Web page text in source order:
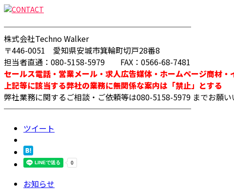
────────────────────────
株式会社Techno Walker
〒446-0051 愛知県安城市箕輪町切戸28番8
担当者直通：080-5158-5979 FAX：0566-68-7481
セールス電話・営業メール・求人広告媒体・ホームページ商材・
上記等に該当する弊社の業務に無関係な案内は「禁止」とする
弊社業務に関するご相談・ご依頼等は080-5158-5979 までお願い
────────────────────────
ツイート
お知らせ